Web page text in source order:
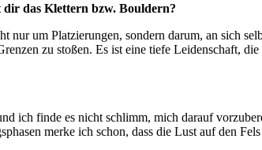
dir das Klettern bzw. Bouldern?
nur um Platzierungen, sondern darum, an sich
zu stoßen. Es ist eine tiefe Leidenschaft, die
ich finde es nicht schlimm, mich darauf
merke ich schon, dass die Lust auf den